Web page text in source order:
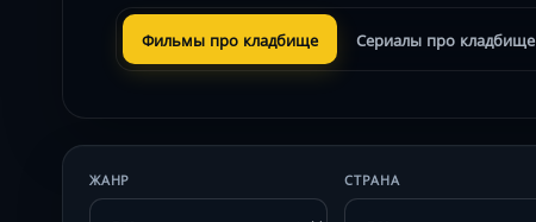
Фильмы про кладбище Сериалы про кладбище
ЖАНР СТРАНА